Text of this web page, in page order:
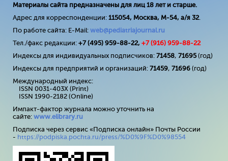
Материалы сайта предназначены для лиц 18 лет и старше.
Адрес для корреспонденции: 115054, Москва, М-54, а/я 32.
По работе сайта: E-Mail: web@pediatriajournal.ru
Тел./факс редакции: +7 (495) 959-88-22, +7 (916) 959-88-22
Индексы для индивидуальных подписчиков: 71458, 71695(год)
Индексы для предприятий и организаций: 71459, 71696 (год)
Международный индекс:
ISSN 0031-403X (Print)
ISSN 1990-2182 (Online)
Импакт-фактор журнала можно уточнить на
сайте: www.elibrary.ru
Подписка через сервис «Подписка онлайн» Почты России
- https://podpiska.pochta.ru/press/%D0%9F%D0%98554